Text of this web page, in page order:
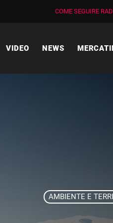
COME SEGUIRE
VIDEO NEWS
AMBIENTE E